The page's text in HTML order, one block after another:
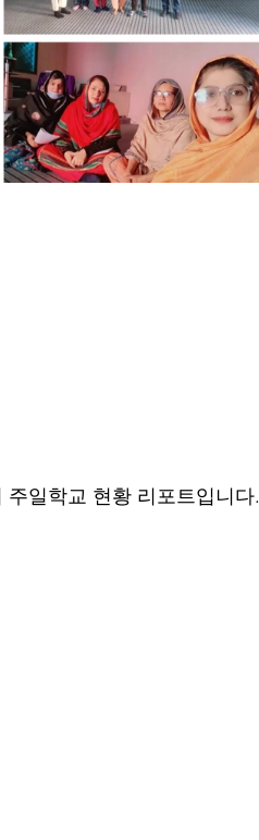
일학교 현황 리포트입니다.